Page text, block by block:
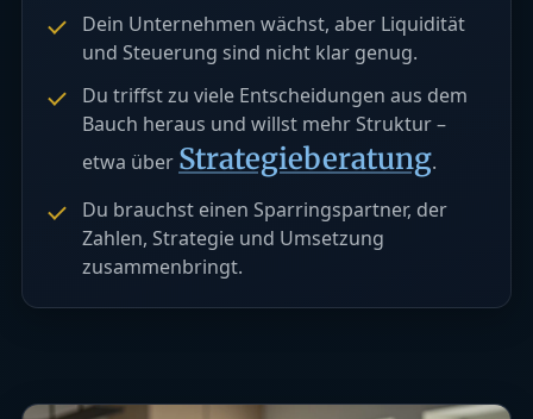
Dein Unternehmen wächst, aber Liquidität
und Steuerung sind nicht klar genug.
Du triffst zu viele Entscheidungen aus dem
Bauch heraus und willst mehr Struktur –
etwa über Strategieberatung.
Du brauchst einen Sparringspartner, der
Zahlen, Strategie und Umsetzung
zusammenbringt.